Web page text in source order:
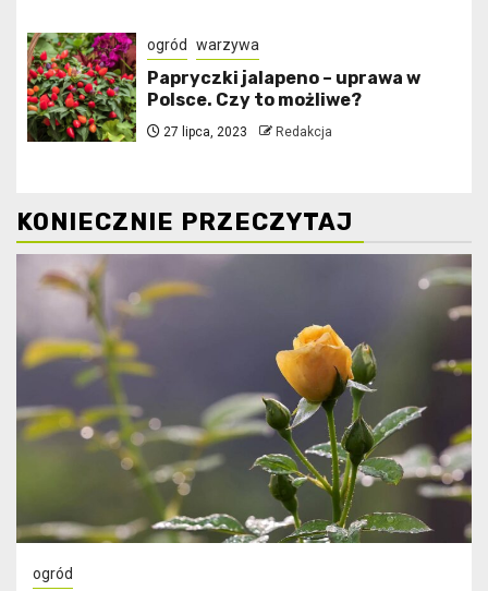
ogród warzywa
Papryczki jalapeno – uprawa w
Polsce. Czy to możliwe?
27 lipca, 2023 Redakcja
KONIECZNIE PRZECZYTAJ
ogród